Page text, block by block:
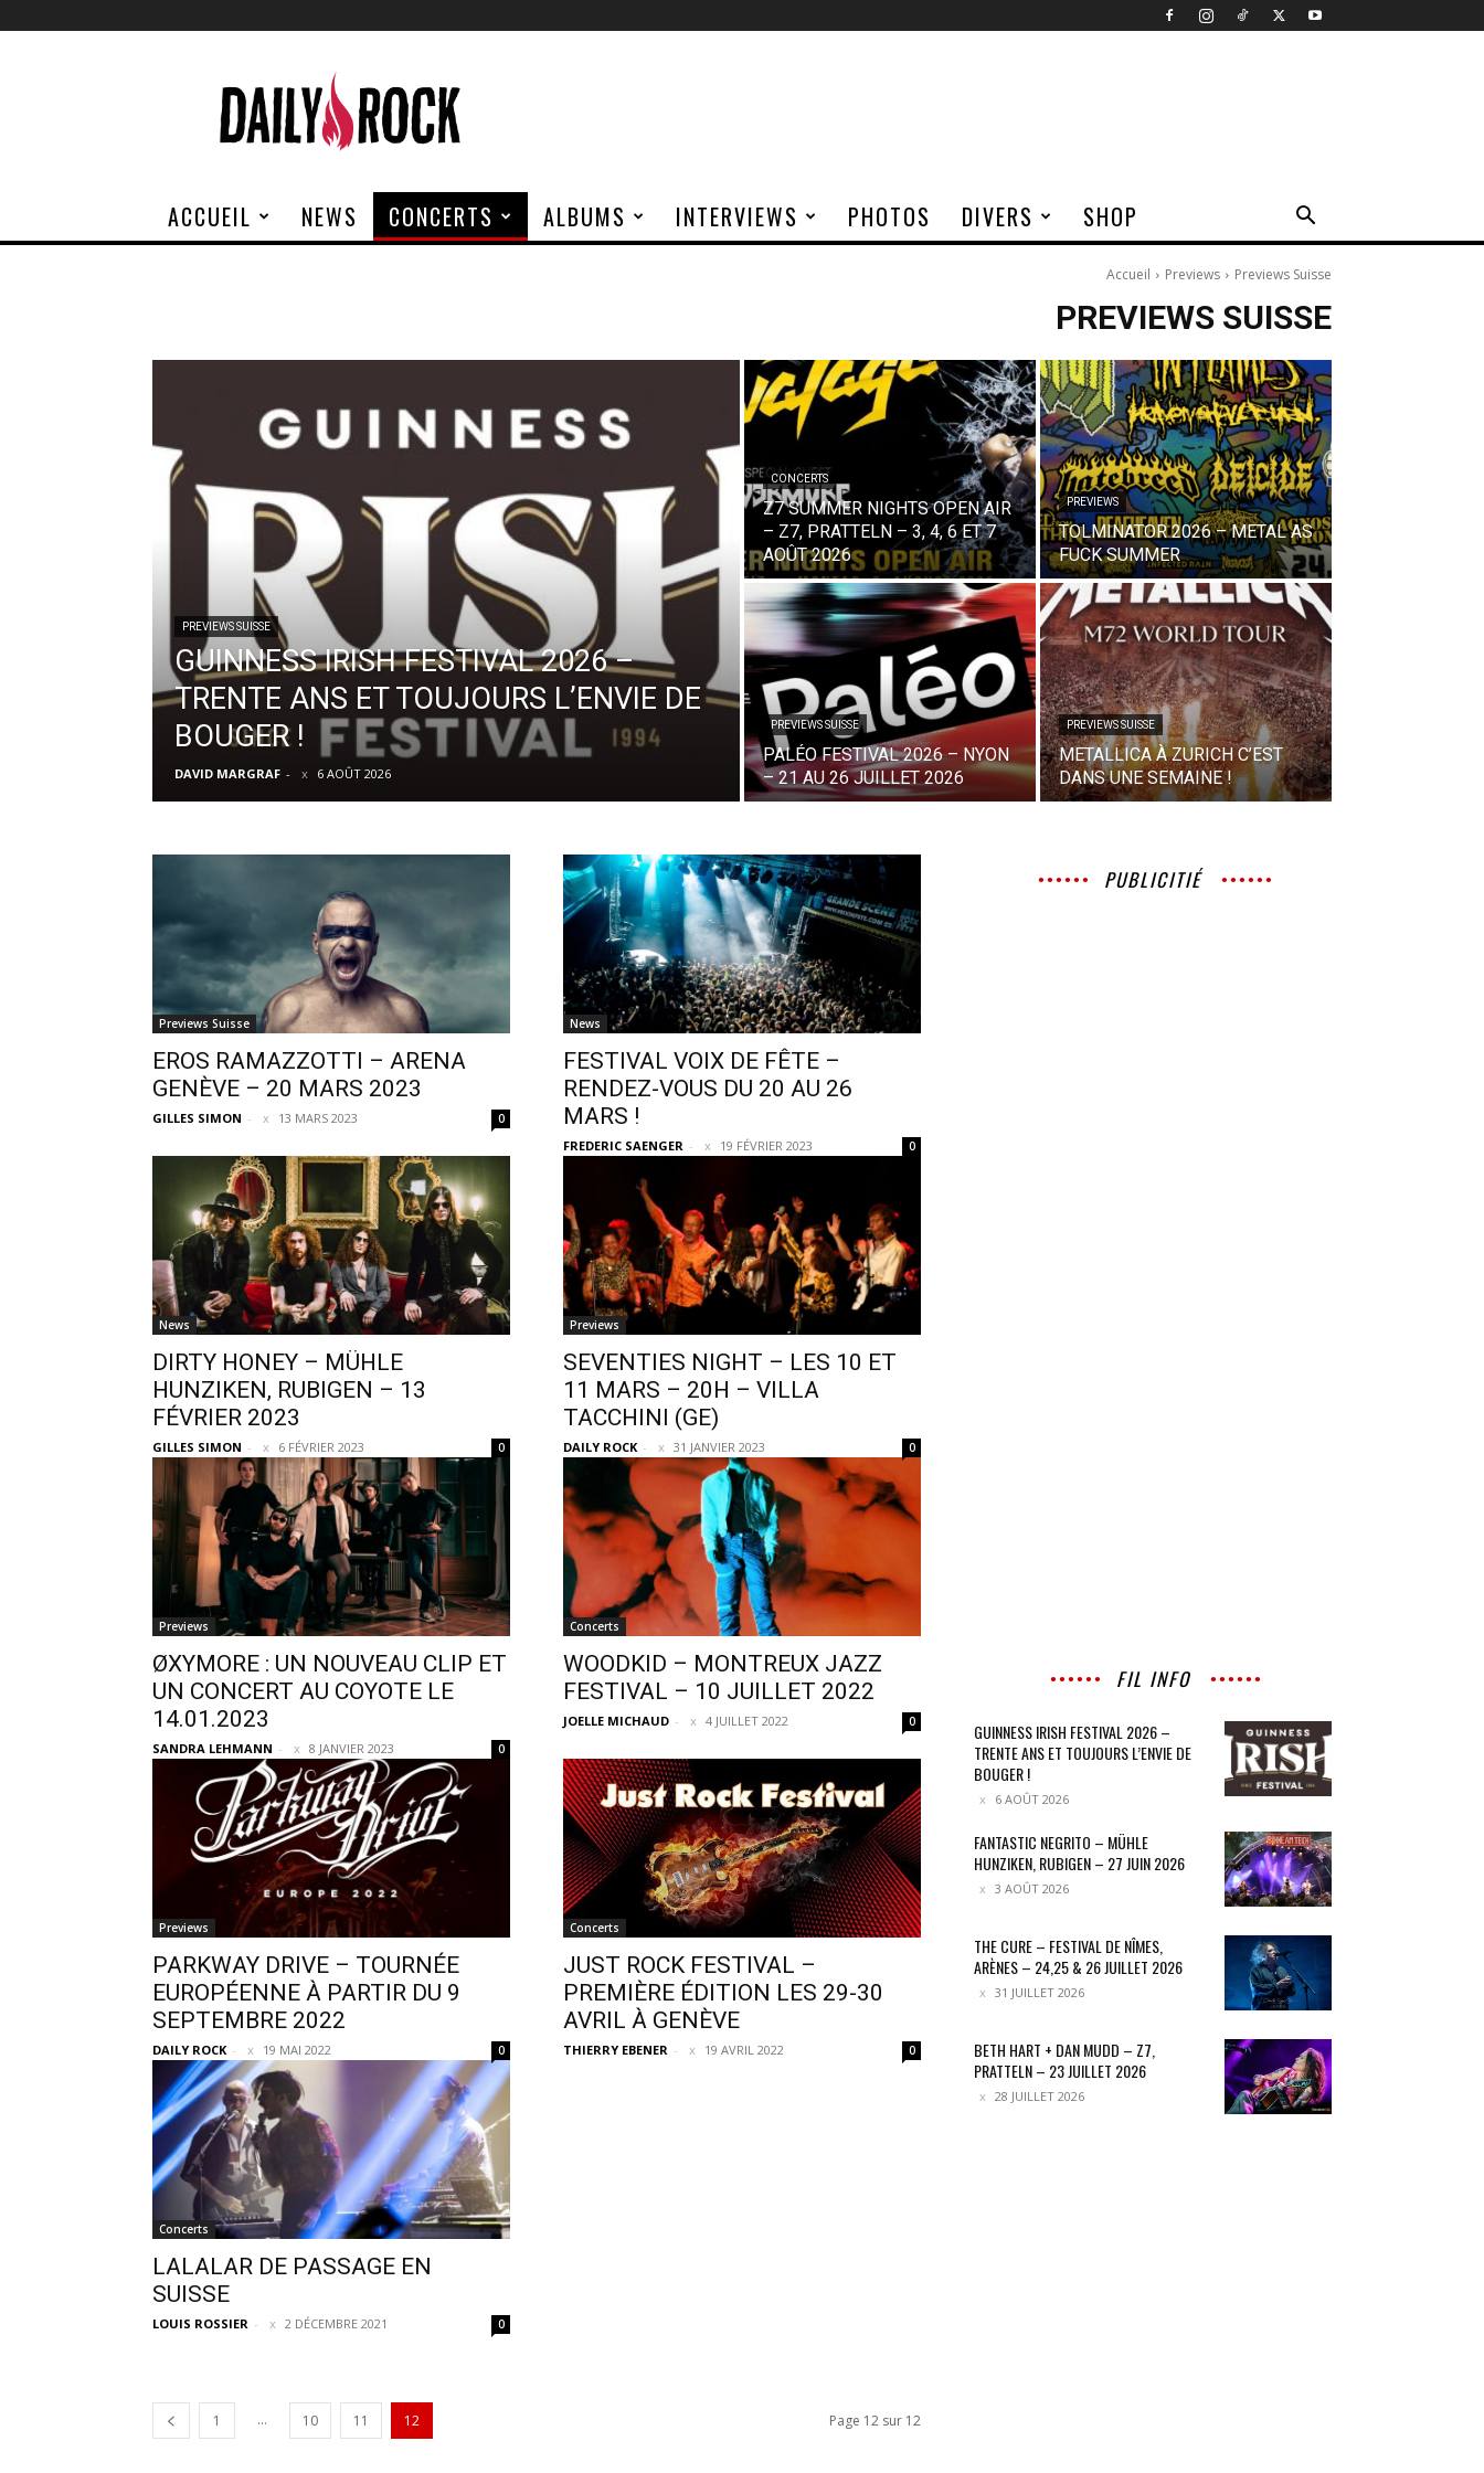
Rock
ACCUEIL NEWS CONCERTS ALBUMS INTERVIEWS PHOTOS DIVERS SHOP
Accueil Previews Previews Suisse
PREVIEWS SUISSE
PREVIEWS SUISSE
GUINNESS IRISH FESTIVAL 2026 –
TRENTE ANS ET TOUJOURS L’ENVIE DE
BOUGER !
DAVID MARGRAF - 6 AOÛT 2026
CONCERTS
Z7 SUMMER NIGHTS OPEN AIR
– Z7, PRATTELN – 3, 4, 6 ET 7
AOÛT 2026
PREVIEWS
TOLMINATOR 2026 – METAL AS
FUCK SUMMER
PREVIEWS SUISSE
PALÉO FESTIVAL 2026 – NYON
– 21 AU 26 JUILLET 2026
PREVIEWS SUISSE
METALLICA À ZURICH C’EST
DANS UNE SEMAINE !
Previews Suisse
EROS RAMAZZOTTI – ARENA
GENÈVE – 20 MARS 2023
GILLES SIMON - 13 MARS 2023 0
News
FESTIVAL VOIX DE FÊTE –
RENDEZ-VOUS DU 20 AU 26
MARS !
FREDERIC SAENGER - 19 FÉVRIER 2023 0
News
DIRTY HONEY – MÜHLE
HUNZIKEN, RUBIGEN – 13
FÉVRIER 2023
GILLES SIMON - 6 FÉVRIER 2023 0
Previews
SEVENTIES NIGHT – LES 10 ET
11 MARS – 20H – VILLA
TACCHINI (GE)
DAILY ROCK - 31 JANVIER 2023 0
Previews
ØXYMORE : UN NOUVEAU CLIP ET
UN CONCERT AU COYOTE LE
14.01.2023
SANDRA LEHMANN - 8 JANVIER 2023 0
Concerts
WOODKID – MONTREUX JAZZ
FESTIVAL – 10 JUILLET 2022
JOELLE MICHAUD - 4 JUILLET 2022 0
Previews
PARKWAY DRIVE – TOURNÉE
EUROPÉENNE À PARTIR DU 9
SEPTEMBRE 2022
DAILY ROCK - 19 MAI 2022 0
Concerts
JUST ROCK FESTIVAL –
PREMIÈRE ÉDITION LES 29-30
AVRIL À GENÈVE
THIERRY EBENER - 19 AVRIL 2022 0
Concerts
LALALAR DE PASSAGE EN
SUISSE
LOUIS ROSSIER - 2 DÉCEMBRE 2021 0
1 ... 10 11 12 Page 12 sur 12
PUBLICITIÉ
FIL INFO
GUINNESS IRISH FESTIVAL 2026 –
TRENTE ANS ET TOUJOURS L’ENVIE DE
BOUGER !
6 AOÛT 2026
FANTASTIC NEGRITO – MÜHLE
HUNZIKEN, RUBIGEN – 27 JUIN 2026
3 AOÛT 2026
THE CURE – FESTIVAL DE NÎMES,
ARÈNES – 24,25 & 26 JUILLET 2026
31 JUILLET 2026
BETH HART + DAN MUDD – Z7,
PRATTELN – 23 JUILLET 2026
28 JUILLET 2026